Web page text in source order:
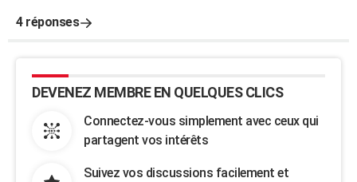
4 réponses
DEVENEZ MEMBRE EN QUELQUES CLICS
Connectez-vous simplement avec ceux qui
partagent vos intérêts
Suivez vos discussions facilement et